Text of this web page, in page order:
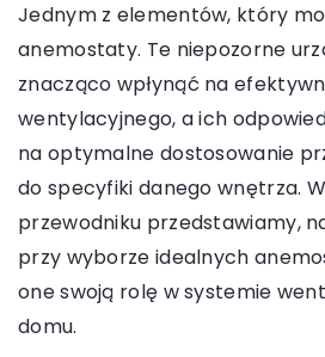
Jednym z elementów, który
anemostaty. Te niepozorne
znacząco wpłynąć na
wentylacyjnego, a ich
na optymalne dostosowanie
do specyfiki danego wnętrza.
przewodniku przedstawiamy,
przy wyborze idealnych
one swoją rolę w systemie
domu.